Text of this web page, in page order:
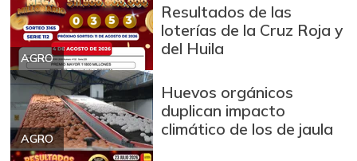
AGRO
Resultados de las
loterías de la Cruz Roja y
del Huila
AGRO
Huevos orgánicos
duplican impacto
climático de los de jaula